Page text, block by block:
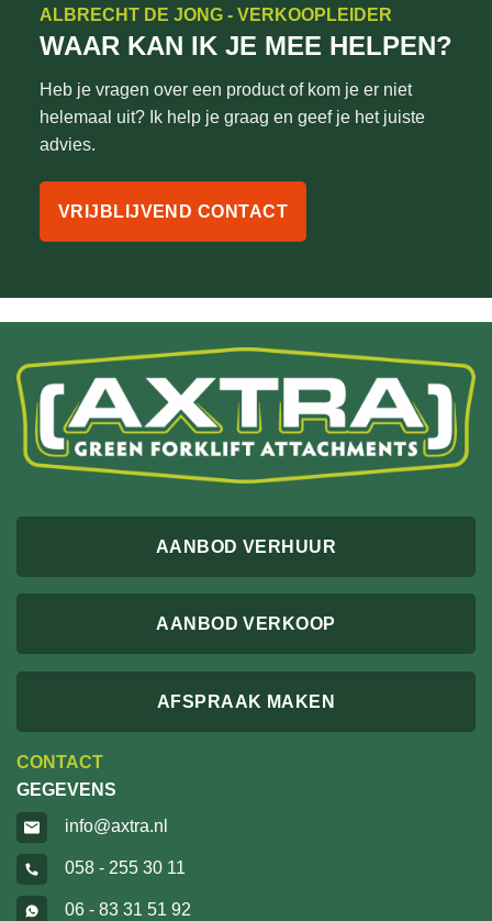
ALBRECHT DE JONG - VERKOOPLEIDER
WAAR KAN IK JE MEE HELPEN?
Heb je vragen over een product of kom je er niet
helemaal uit? Ik help je graag en geef je het juiste
advies.
VRIJBLIJVEND CONTACT
AANBOD VERHUUR
AANBOD VERKOOP
AFSPRAAK MAKEN
CONTACT
GEGEVENS
info@axtra.nl
058 - 255 30 11
06 - 83 31 51 92